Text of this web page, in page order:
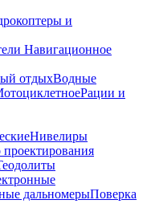
и
Навигационное
отдыхВодные
Рации и
Нивелиры
дальномерыПоверка